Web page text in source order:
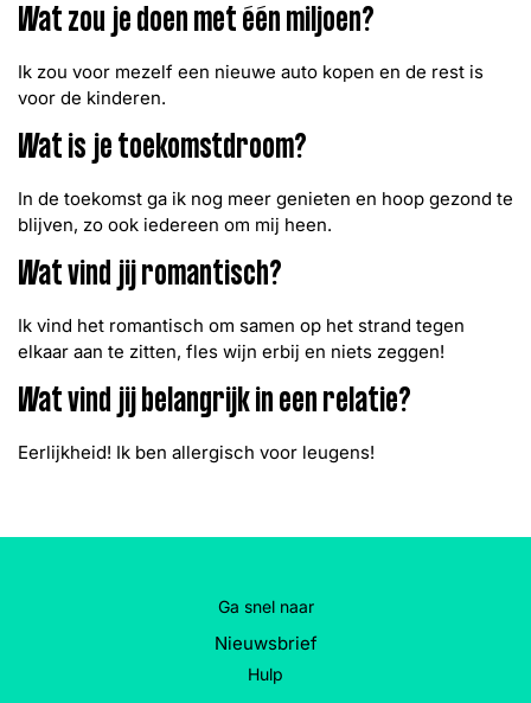
Wat zou je doen met één miljoen?
Ik zou voor mezelf een nieuwe auto kopen en de rest is
voor de kinderen.
Wat is je toekomstdroom?
In de toekomst ga ik nog meer genieten en hoop gezond te
blijven, zo ook iedereen om mij heen.
Wat vind jij romantisch?
Ik vind het romantisch om samen op het strand tegen
elkaar aan te zitten, fles wijn erbij en niets zeggen!
Wat vind jij belangrijk in een relatie?
Eerlijkheid! Ik ben allergisch voor leugens!
Ga snel naar
Nieuwsbrief
Hulp